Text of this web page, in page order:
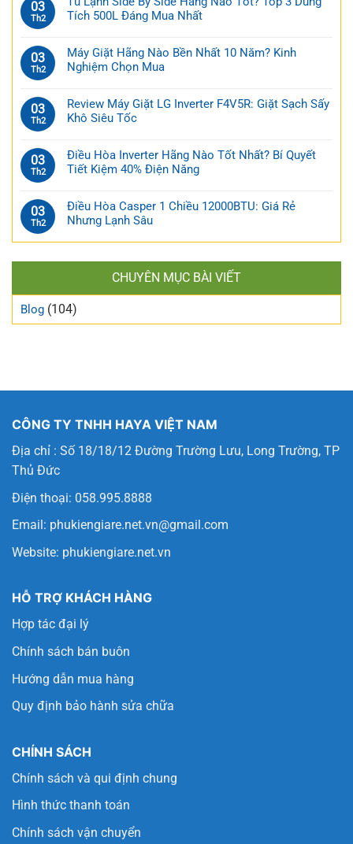
03
Th2
Tích 500L Đáng Mua Nhất
03
Th2
Máy Giặt Hãng Nào Bền Nhất 10 Năm? Kinh
Nghiệm Chọn Mua
03
Th2
Review Máy Giặt LG Inverter F4V5R: Giặt Sạch Sấy
Khô Siêu Tốc
03
Th2
Điều Hòa Inverter Hãng Nào Tốt Nhất? Bí Quyết
Tiết Kiệm 40% Điện Năng
03
Th2
Điều Hòa Casper 1 Chiều 12000BTU: Giá Rẻ
Nhưng Lạnh Sâu
CHUYÊN MỤC BÀI VIẾT
Blog (104)
CÔNG TY TNHH HAYA VIỆT NAM
Địa chỉ : Số 18/18/12 Đường Trường Lưu, Long Trường, TP
Thủ Đức
Điện thoại: 058.995.8888
Email: phukiengiare.net.vn@gmail.com
Website: phukiengiare.net.vn
HỖ TRỢ KHÁCH HÀNG
Hợp tác đại lý
Chính sách bán buôn
Hướng dẫn mua hàng
Quy định bảo hành sửa chữa
CHÍNH SÁCH
Chính sách và qui định chung
Hình thức thanh toán
Chính sách vận chuyển